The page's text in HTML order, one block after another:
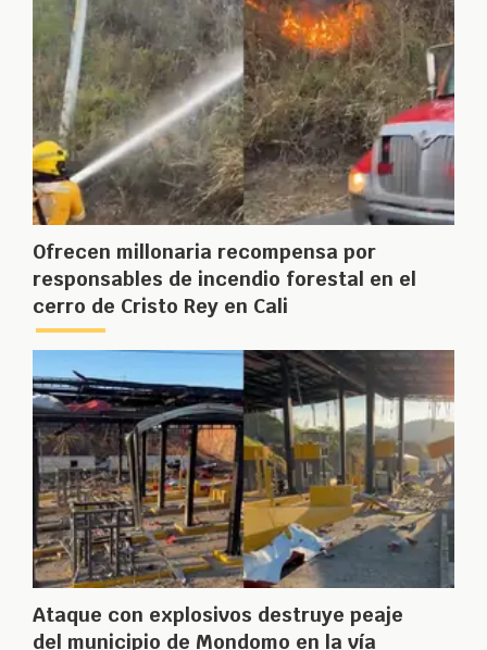
Ofrecen millonaria recompensa por
responsables de incendio forestal en el
cerro de Cristo Rey en Cali
Ataque con explosivos destruye peaje
del municipio de Mondomo en la vía